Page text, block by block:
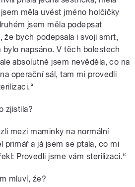
měla uvést jméno holčičky
jsem měla podepsat
že bych podepsala i svoji smrt,
napsáno. V těch bolestech
absolutně jsem nevěděla, co na
operační sál, tam mi provedli
zjistila?
mezi maminky na normální
primář a já jsem se ptala, co mi
Provedli jsme vám sterilizaci.“
mluví, že?